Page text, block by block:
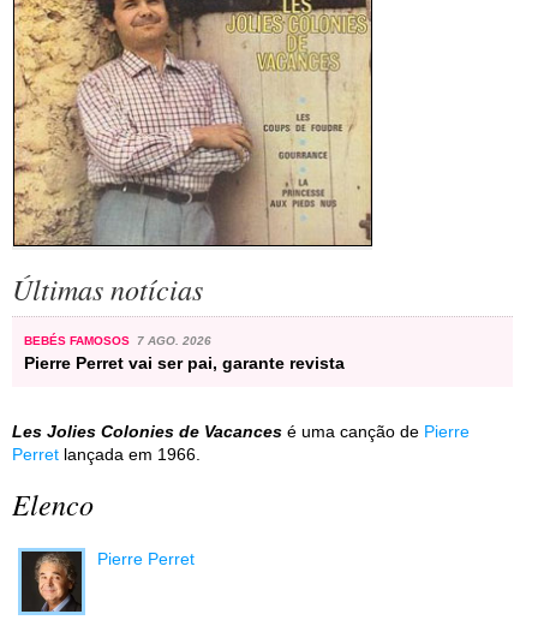
Últimas notícias
BEBÉS FAMOSOS 7 AGO. 2026
Pierre Perret vai ser pai, garante revista
Les Jolies Colonies de Vacances é uma canção de Pierre
Perret lançada em 1966.
Elenco
Pierre Perret